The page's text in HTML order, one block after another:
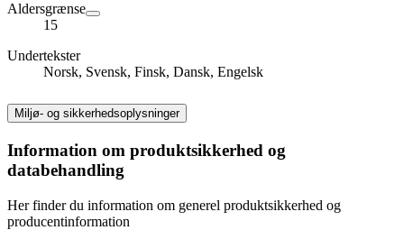
Aldersgrænse
15
Undertekster
Norsk, Svensk, Finsk, Dansk, Engelsk
Miljø- og sikkerhedsoplysninger
Information om produktsikkerhed og
databehandling
Her finder du information om generel produktsikkerhed og
producentinformation